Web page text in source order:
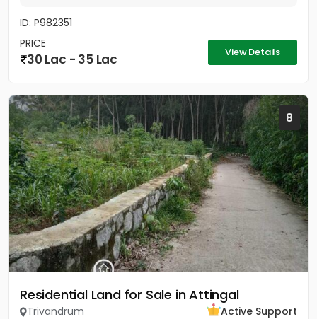
ID: P982351
PRICE
30 Lac - 35 Lac View Details
8
Residential Land for Sale in Attingal
Trivandrum
Active Support